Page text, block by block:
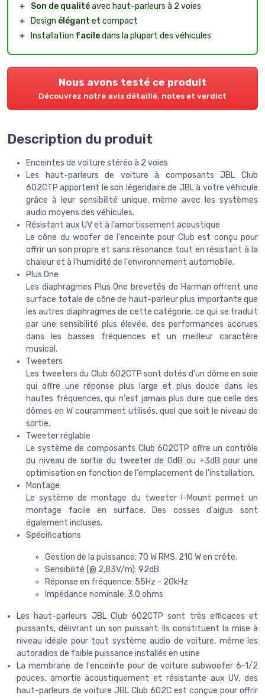
＋
Son de qualitéavec haut-parleurs à 2 voies
＋
Design élégant et compact
＋
Installation faciledans la plupart des véhicules
Nous avons testé ce produit
Découvrez notre avis détaillé, notes et verdict
Description du produit
Enceintes de voiture stéréo à 2 voies
Les haut-parleurs de voiture à composants JBL Club
602CTP apportent le son légendaire de JBL à votre véhicule
grâce à leur sensibilité unique, même avec les systèmes
audio moyens des véhicules.
Résistant aux UV et à l'amortissement acoustique
Le cône du woofer de l'enceinte pour Club est conçu pour
offrir un son propre et sans résonance tout en résistant à la
chaleur et à l'humidité de l'environnement automobile.
Plus One
Les diaphragmes Plus One brevetés de Harman offrent une
surface totale de cône de haut-parleur plus importante que
les autres diaphragmes de cette catégorie, ce qui se traduit
par une sensibilité plus élevée, des performances accrues
dans les basses fréquences et un meilleur caractère
musical.
Tweeters
Les tweeters du Club 602CTP sont dotés d'un dôme en soie
qui offre une réponse plus large et plus douce dans les
hautes fréquences, qui n'est jamais plus dure que celle des
dômes en W couramment utilisés, quel que soit le niveau de
sortie.
Tweeter réglable
Le système de composants Club 602CTP offre un contrôle
du niveau de sortie du tweeter de 0dB ou +3dB pour une
optimisation en fonction de l'emplacement de l'installation.
Montage
Le système de montage du tweeter I-Mount permet un
montage facile en surface. Des cosses d'aigus sont
également incluses.
Spécifications
Gestion de la puissance: 70 W RMS, 210 W en crête.
Sensibilité (@ 2,83V/m): 92dB
Réponse en fréquence: 55Hz - 20kHz
Impédance nominale: 3,0 ohms
Les haut-parleurs JBL Club 602CTP sont très efficaces et
puissants, délivrant un son puissant. Ils constituent la mise à
niveau idéale pour tout système audio de voiture, même les
autoradios de faible puissance installés en usine
La membrane de l'enceinte pour de voiture subwoofer 6-1/2
pouces, amortie acoustiquement et résistante aux UV, des
haut-parleurs de voiture JBL Club 602C est conçue pour offrir